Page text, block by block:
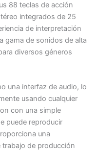
88 teclas de acción
integrados de 25
de interpretación
gama de sonidos de alta
diversos géneros
una interfaz de audio, lo
usando cualquier
con una simple
puede reproducir
una
de producción